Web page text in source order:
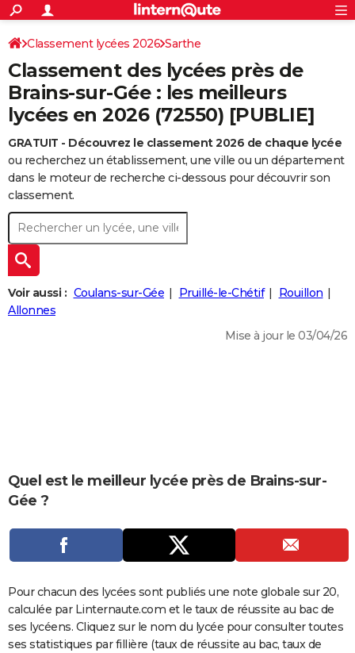
ACTUALITÉS
Politique
Société
Faits Divers
Education
Monde
Villes
+
SPORT
Coupe du monde 2026
Football
Tennis
Cyclisme
Rugby
Forum
CULTURE
Programme TV
TNT
Streaming
Cinéma
Sorties cinéma
Musique
+FINANCE
Retraite
Impôts
Epargne
Immobilier
Risques naturels par ville
Banque
Assurance
Crédit
AUTO
Essais
Réserver un essai
Citadines
Berlines
SUV
Forum auto
+
HIGH-TECH
BRICOLAGE
Forum
Aménagement intérieur
Extérieur
Cuisine
Salle de bains
Jardinage
Rangement
+WEEK-END
Guides de France
Escapades
Patrimoine
Expositions
Musées
Week-end nature
+
LIFESTYLE
Art de vivre
Bien-être
Loisirs
Mode
Modes de vie
+SANTE
Carte de Noël
Carte Bonne année
Carte Saint-Valentin
Carte Pâques
Carte d'anniversaire
DICTIONNAIRE
Dictionnaire
Biographies
Citations
Expressions
Proverbes
PROGRAMME TV
S'inscrire
Se connecter
Lycées
Collèges
Primaires
Universités
Entreprises
Service militaire
Avis de recherche
AVIS DE DÉCÈS
FORUM
S'inscrire
Connexion
Classement lycées 2026 Sarthe
Classement des lycées près de
Brains-sur-Gée : les meilleurs
lycées en 2026 (72550) [PUBLIE]
GRATUIT - Découvrez le classement 2026 de chaque lycée
ou recherchez un établissement, une ville ou un département
dans le moteur de recherche ci-dessous pour découvrir son
classement.
Voir aussi : Coulans-sur-Gée Pruillé-le-Chétif
Rouillon
Allonnes
Mise à jour le 03/04/26
Quel est le meilleur lycée près de Brains-sur-
Gée ?
Pour chacun des lycées sont publiés une note globale sur 20,
calculée par Linternaute.com et le taux de réussite au bac de
ses lycéens. Cliquez sur le nom du lycée pour consulter toutes
ses statistiques par fillière (taux de réussite au bac, taux de